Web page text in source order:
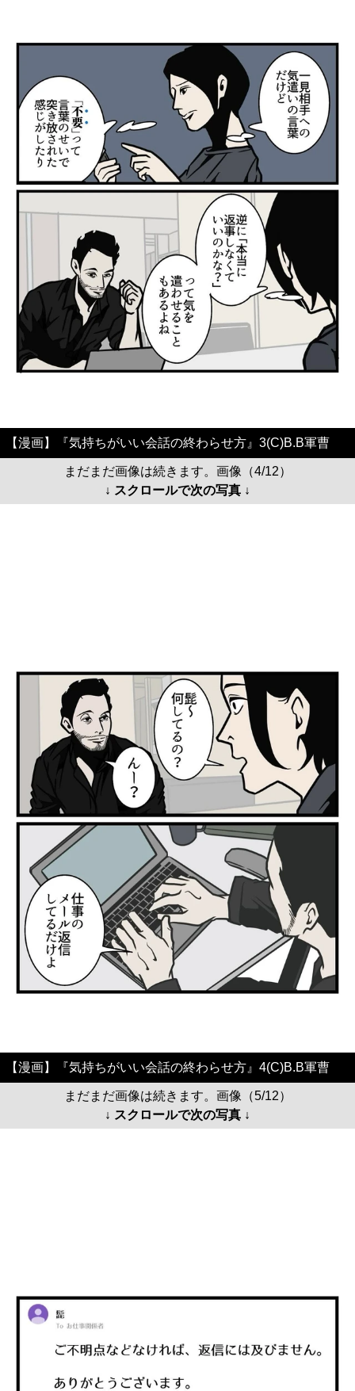
【漫画】『気持ちがいい会話の終わらせ方』3(C)B.B軍曹
まだまだ画像は続きます。画像（4/12）
↓ スクロールで次の写真 ↓
【漫画】『気持ちがいい会話の終わらせ方』4(C)B.B軍曹
まだまだ画像は続きます。画像（5/12）
↓ スクロールで次の写真 ↓